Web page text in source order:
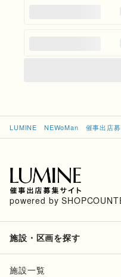
LUMINE NEWoMan 催事出店募
powered by
施設・区画を探す
施設一覧